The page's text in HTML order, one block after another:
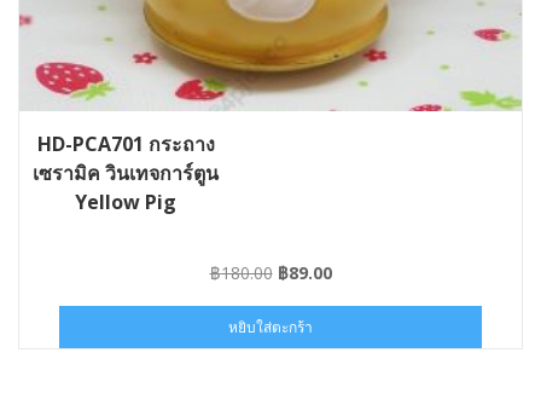
HD-PCA701 กระถาง
เซรามิค วินเทจการ์ตูน
Yellow Pig
฿180.00 Original
was:
฿180.00.
฿89.00Current
฿89.00.
หยิบใส่ตะกร้า